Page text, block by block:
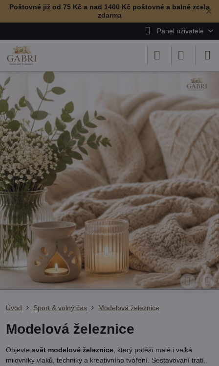
✕
Poštovné již od 75 Kč a nad 1400 Kč poštovné a balné zcela
zdarma
Panel uživatele
Úvod Sport & volný čas Modelová železnice
Modelová železnice
Objevte svět modelové železnice , který potěší malé i velké
milovníky vlaků, techniky a kreativního tvoření. Sestavování tratí,